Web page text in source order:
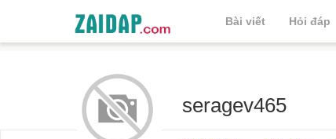
Bài viết Hỏi đáp
seragev465